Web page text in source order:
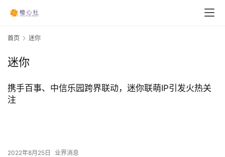
首页 迷你
迷你
携手百事、中信乐园跨界联动，迷你联萌IP引发火热关
注
2022年8月25日 业界消息